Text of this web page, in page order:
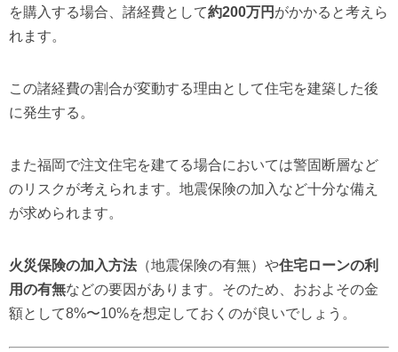
を購入する場合、諸経費として約200万円 がかかると考えら
れます。
この諸経費の割合が変動する理由として住宅を建築した後
に発生する。
また福岡で注文住宅を建てる場合においては警固断層など
のリスクが考えられます。地震保険の加入など十分な備え
が求められます。
火災保険の加入方法（地震保険の有無）や住宅ローンの利
用の有無などの要因があります。そのため、おおよその金
額として8%〜10%を想定しておくのが良いでしょう。